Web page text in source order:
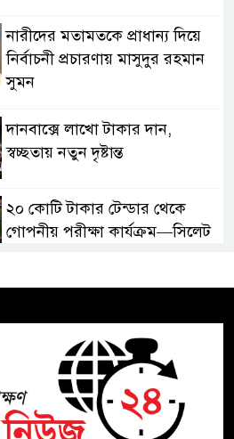
নারীদের মতামতকে প্রাধান্য দিয়ে
নির্বাচনী প্রচারণায় মাসুদুর রহমান
সুমন
দানবাক্সে লাখো টাকার দান,
স্বচ্ছতায় নতুন দৃষ্টান্ত
২০ কোটি টাকার টেন্ডার থেকে
গোপনীয় পরীক্ষা কার্যক্রম—সিলেট
সিলেটে চিকিৎসকের কিশোর ছেলের
ঝুলন্ত মরদেহ উদ্ধার
শতাব্দী রায়ের বাড়িতে বিদ্রোহীদের
বৈঠক, পশ্চিমবঙ্গে তৃনমূলে ভাঙনের